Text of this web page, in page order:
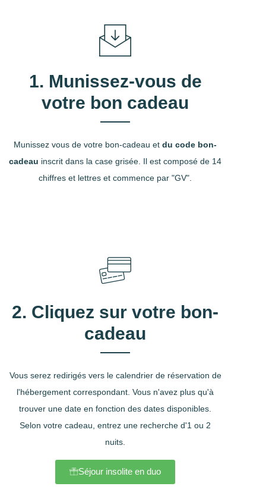
1. Munissez-vous de
votre bon cadeau
Munissez vous de votre bon-cadeau et du code bon-
cadeau inscrit dans la case grisée. Il est composé de 14
chiffres et lettres et commence par "GV".
2. Cliquez sur votre bon-
cadeau
Vous serez redirigés vers le calendrier de réservation de
l'hébergement correspondant. Vous n'avez plus qu'à
trouver une date en fonction des dates disponibles.
Selon votre cadeau, entrez une recherche d'1 ou 2
nuits.
Séjour insolite en duo